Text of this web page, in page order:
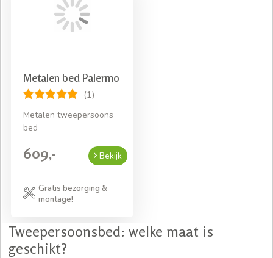
Metalen bed Palermo
(1)
Metalen tweepersoons
bed
609,- Bekijk
Gratis bezorging &
montage!
Tweepersoonsbed: welke maat is
geschikt?